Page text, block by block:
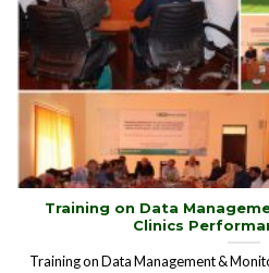
Training on Data
Clinics
Training on Data Management &